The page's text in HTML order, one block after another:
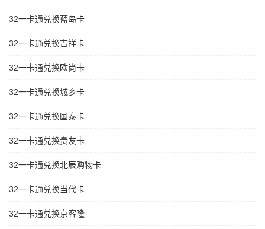
32一卡通兑换蓝岛卡
32一卡通兑换吉祥卡
32一卡通兑换欧尚卡
32一卡通兑换城乡卡
32一卡通兑换国泰卡
32一卡通兑换贵友卡
32一卡通兑换北辰购物卡
32一卡通兑换当代卡
32一卡通兑换京客隆